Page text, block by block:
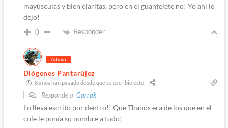
mayúsculas y bien claritas, pero en el guantelete no! Yo ahí lo
dejo!
0 Responder
Admin
Diógenes Pantarújez
8 años han pasado desde que se escribió esto
Responde a Garrak
Lo lleva escrito por dentro!! Que Thanos era de los que en el
cole le ponía su nombre a todo!